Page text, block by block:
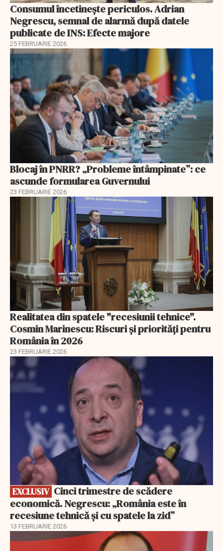
Consumul încetineşte periculos. Adrian
Negrescu, semnal de alarmă după datele
publicate de INS: Efecte majore
25 FEBRUARIE 2026
Blocaj în PNRR? „Probleme întâmpinate”: ce
ascunde formularea Guvernului
23 FEBRUARIE 2026
Realitatea din spatele "recesiunii tehnice".
Cosmin Marinescu: Riscuri și priorități pentru
România în 2026
23 FEBRUARIE 2026
EXCLUSIV
EXCLUSIV
economică. Negrescu: „România este în
recesiune tehnică și cu spatele la zid”
13 FEBRUARIE 2026
EXCLUSIV